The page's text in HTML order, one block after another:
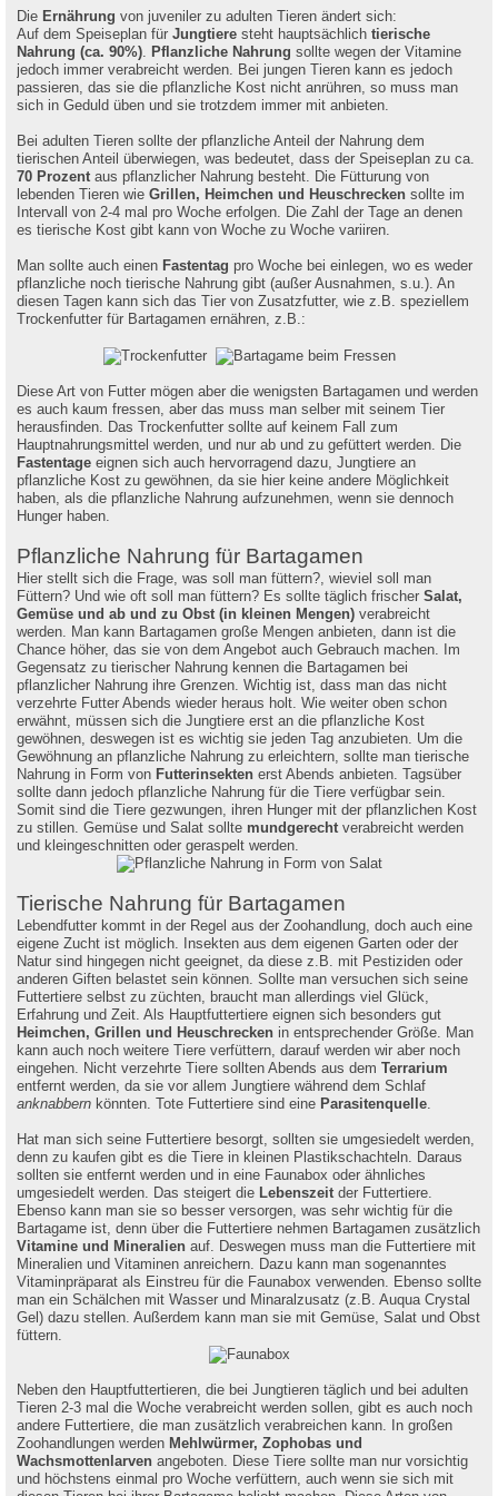
Die Ernährung von juveniler zu adulten Tieren ändert sich:
Auf dem Speiseplan für Jungtiere steht hauptsächlich tierische
Nahrung (ca. 90%). Pflanzliche Nahrung sollte wegen der Vitamine
jedoch immer verabreicht werden. Bei jungen Tieren kann es jedoch
passieren, das sie die pflanzliche Kost nicht anrühren, so muss man
sich in Geduld üben und sie trotzdem immer mit anbieten.
Bei adulten Tieren sollte der pflanzliche Anteil der Nahrung dem
tierischen Anteil überwiegen, was bedeutet, dass der Speiseplan zu ca.
70 Prozent aus pflanzlicher Nahrung besteht. Die Fütturung von
lebenden Tieren wie Grillen, Heimchen und Heuschrecken sollte im
Intervall von 2-4 mal pro Woche erfolgen. Die Zahl der Tage an denen
es tierische Kost gibt kann von Woche zu Woche variiren.
Man sollte auch einen Fastentag pro Woche bei einlegen, wo es weder
pflanzliche noch tierische Nahrung gibt (außer Ausnahmen, s.u.). An
diesen Tagen kann sich das Tier von Zusatzfutter, wie z.B. speziellem
Trockenfutter für Bartagamen ernähren, z.B.:
Diese Art von Futter mögen aber die wenigsten Bartagamen und werden
es auch kaum fressen, aber das muss man selber mit seinem Tier
herausfinden. Das Trockenfutter sollte auf keinem Fall zum
Hauptnahrungsmittel werden, und nur ab und zu gefüttert werden. Die
Fastentage eignen sich auch hervorragend dazu, Jungtiere an
pflanzliche Kost zu gewöhnen, da sie hier keine andere Möglichkeit
haben, als die pflanzliche Nahrung aufzunehmen, wenn sie dennoch
Hunger haben.
Pflanzliche Nahrung für Bartagamen
Hier stellt sich die Frage, was soll man füttern?, wieviel soll man
Füttern? Und wie oft soll man füttern? Es sollte täglich frischer Salat,
Gemüse und ab und zu Obst (in kleinen Mengen) verabreicht
werden. Man kann Bartagamen große Mengen anbieten, dann ist die
Chance höher, das sie von dem Angebot auch Gebrauch machen. Im
Gegensatz zu tierischer Nahrung kennen die Bartagamen bei
pflanzlicher Nahrung ihre Grenzen. Wichtig ist, dass man das nicht
verzehrte Futter Abends wieder heraus holt. Wie weiter oben schon
erwähnt, müssen sich die Jungtiere erst an die pflanzliche Kost
gewöhnen, deswegen ist es wichtig sie jeden Tag anzubieten. Um die
Gewöhnung an pflanzliche Nahrung zu erleichtern, sollte man tierische
Nahrung in Form von Futterinsekten erst Abends anbieten. Tagsüber
sollte dann jedoch pflanzliche Nahrung für die Tiere verfügbar sein.
Somit sind die Tiere gezwungen, ihren Hunger mit der pflanzlichen Kost
zu stillen. Gemüse und Salat sollte mundgerecht verabreicht werden
und kleingeschnitten oder geraspelt werden.
Tierische Nahrung für Bartagamen
Lebendfutter kommt in der Regel aus der Zoohandlung, doch auch eine
eigene Zucht ist möglich. Insekten aus dem eigenen Garten oder der
Natur sind hingegen nicht geeignet, da diese z.B. mit Pestiziden oder
anderen Giften belastet sein können. Sollte man versuchen sich seine
Futtertiere selbst zu züchten, braucht man allerdings viel Glück,
Erfahrung und Zeit. Als Hauptfuttertiere eignen sich besonders gut
Heimchen, Grillen und Heuschrecken in entsprechender Größe. Man
kann auch noch weitere Tiere verfüttern, darauf werden wir aber noch
eingehen. Nicht verzehrte Tiere sollten Abends aus dem Terrarium
entfernt werden, da sie vor allem Jungtiere während dem Schlaf
anknabbern könnten. Tote Futtertiere sind eine Parasitenquelle.
Hat man sich seine Futtertiere besorgt, sollten sie umgesiedelt werden,
denn zu kaufen gibt es die Tiere in kleinen Plastikschachteln. Daraus
sollten sie entfernt werden und in eine Faunabox oder ähnliches
umgesiedelt werden. Das steigert die Lebenszeit der Futtertiere.
Ebenso kann man sie so besser versorgen, was sehr wichtig für die
Bartagame ist, denn über die Futtertiere nehmen Bartagamen zusätzlich
Vitamine und Mineralien auf. Deswegen muss man die Futtertiere mit
Mineralien und Vitaminen anreichern. Dazu kann man sogenanntes
Vitaminpräparat als Einstreu für die Faunabox verwenden. Ebenso sollte
man ein Schälchen mit Wasser und Minaralzusatz (z.B. Auqua Crystal
Gel) dazu stellen. Außerdem kann man sie mit Gemüse, Salat und Obst
füttern.
Neben den Hauptfuttertieren, die bei Jungtieren täglich und bei adulten
Tieren 2-3 mal die Woche verabreicht werden sollen, gibt es auch noch
andere Futtertiere, die man zusätzlich verabreichen kann. In großen
Zoohandlungen werden Mehlwürmer, Zophobas und
Wachsmottenlarven angeboten. Diese Tiere sollte man nur vorsichtig
und höchstens einmal pro Woche verfüttern, auch wenn sie sich mit